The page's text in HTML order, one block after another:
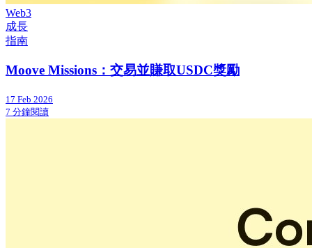
Web3
成長
指南
Moove Missions：交易並賺取USDC獎勵
17 Feb 2026
7 分鐘閱讀